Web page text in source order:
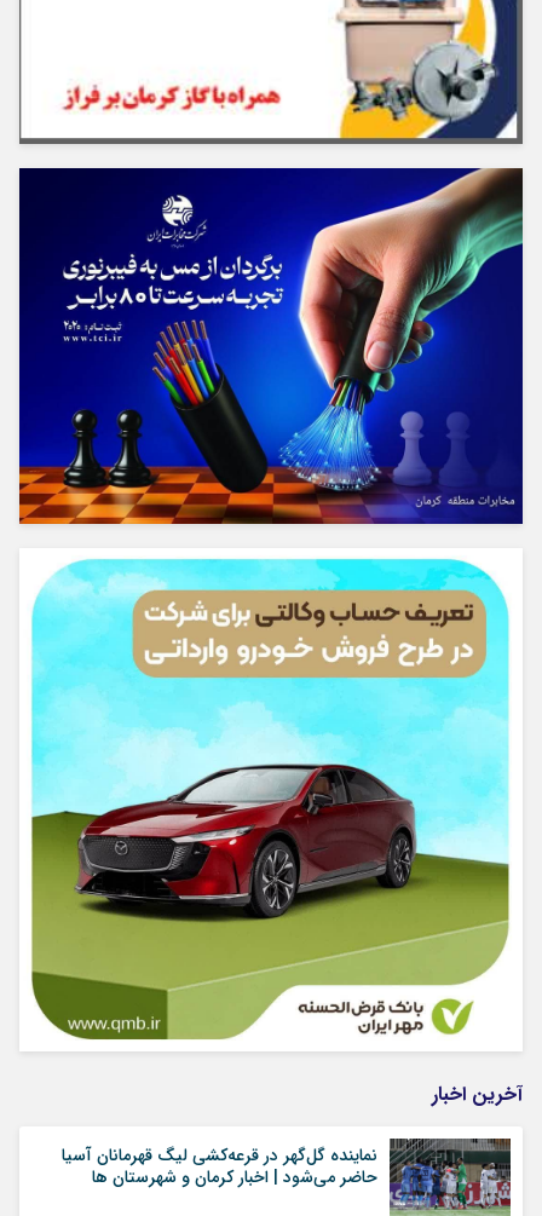
آخرین اخبار
نماینده گل‌گهر در قرعه‌کشی لیگ قهرمانان آسیا
حاضر می‌شود | اخبار کرمان و شهرستان ها